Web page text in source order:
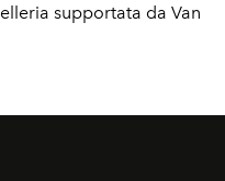
supportata da Van